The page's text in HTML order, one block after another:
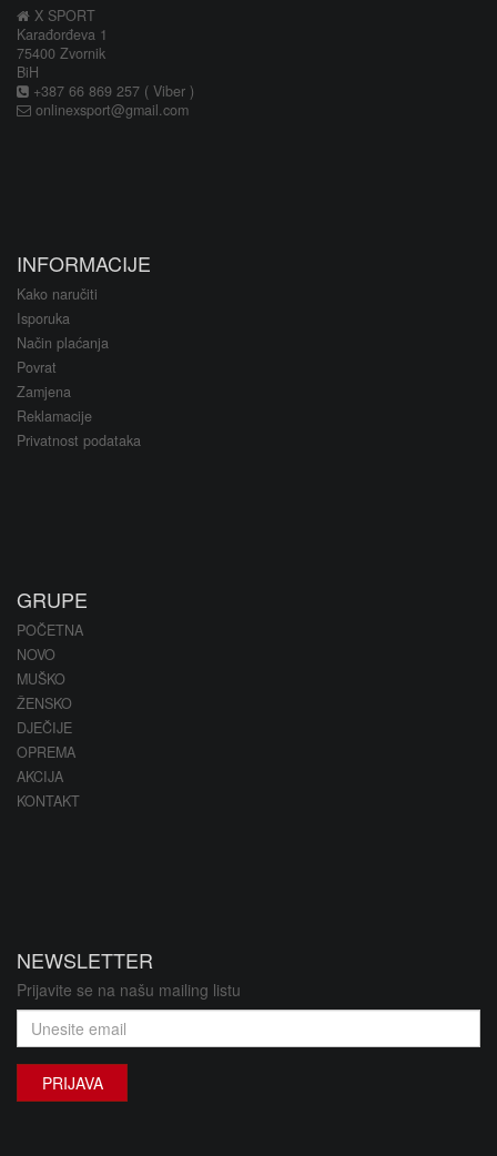
X SPORT
Karađorđeva 1
75400 Zvornik
BiH
+387 66 869 257 ( Viber )
onlinexsport@gmail.com
INFORMACIJE
Kako naručiti
Isporuka
Način plaćanja
Povrat
Zamjena
Reklamacije
Privatnost podataka
GRUPE
POČETNA
NOVO
MUŠKO
ŽENSKO
DJEČIJE
OPREMA
AKCIJA
KONTAKT
NEWSLETTER
Prijavite se na našu mailing listu
PRIJAVA